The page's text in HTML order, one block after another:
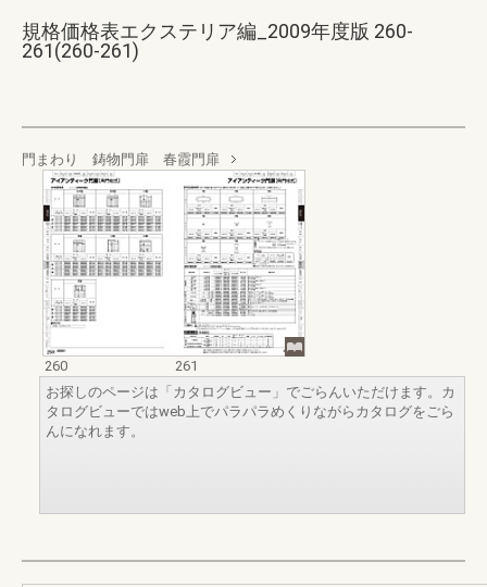
規格価格表エクステリア編_2009年度版 260-
261(260-261)
門まわり 鋳物門扉 春霞門扉
260
261
お探しのページは「カタログビュー」でごらんいただけます。カ
タログビューではweb上でパラパラめくりながらカタログをごら
んになれます。